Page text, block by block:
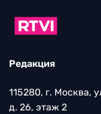
Редакция
115280, г. Москва,
д. 26, этаж 2